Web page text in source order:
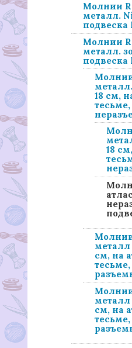
Молнии
металл.
подвеска
Молнии
металл.
подвеска
18 см,
тесьме,
18
металл
см, на
тесьме,
металл
см, на
тесьме,